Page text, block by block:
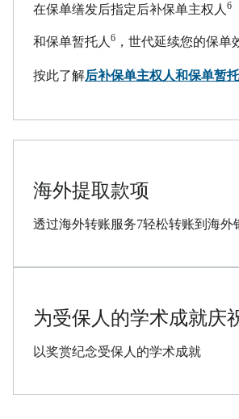
在保单缮发后指定后补保单主权人 6
和保单暂托人 6 ，世代延续您的保单
按此了解PDF
后补保单主权人和保单暂
海外提取款项
透过海外转账服务7轻松转账到海外
为受保人的学术成就庆
以奖赏纪念受保人的学术成就